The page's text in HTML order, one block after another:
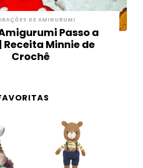
DE AMIGURUMI
Passo a
Receita Minnie de
Crochê